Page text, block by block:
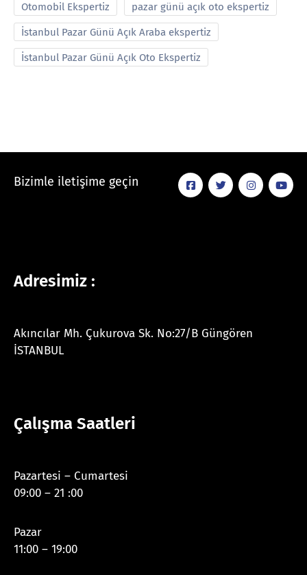
Otomobil Ekspertiz pazar günü açık oto ekspertiz
İstanbul Pazar Günü Açık Araba ekspertiz
İstanbul Pazar Günü Açık Oto Ekspertiz
Bizimle iletişime geçin
Adresimiz :
Akıncılar Mh. Çukurova Sk. No:27/B Güngören
İSTANBUL
Çalışma Saatleri
Pazartesi – Cumartesi
09:00 – 21 :00
Pazar
11:00 – 19:00